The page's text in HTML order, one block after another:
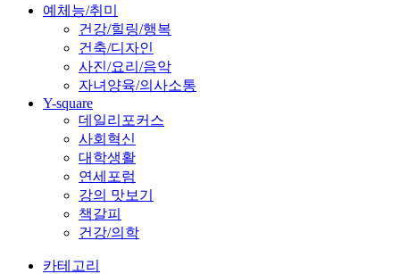
예체능/취미
건강/힐링/행복
건축/디자인
사진/요리/음악
자녀양육/의사소통
Y-square
데일리포커스
사회혁신
대학생활
연세포럼
강의 맛보기
책갈피
건강/의학
카테고리